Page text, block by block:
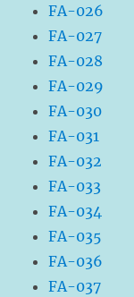
FA-026
FA-027
FA-028
FA-029
FA-030
FA-031
FA-032
FA-033
FA-034
FA-035
FA-036
FA-037